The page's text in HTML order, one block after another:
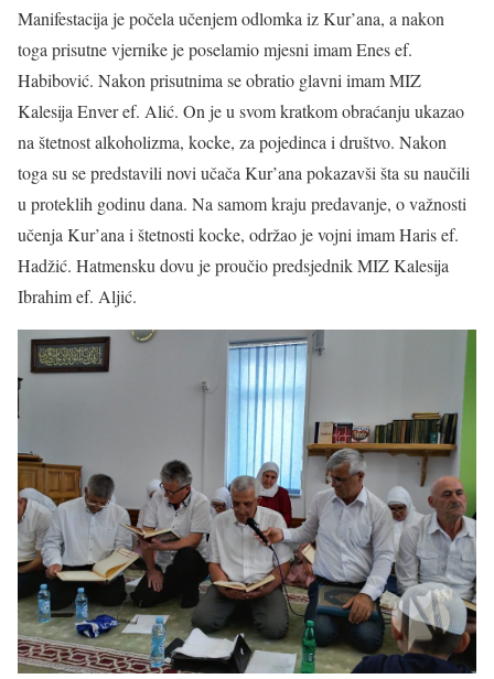
Manifestacija je počela učenjem odlomka iz Kur’ana, a nakon
toga prisutne vjernike je poselamio mjesni imam Enes ef.
Habibović. Nakon prisutnima se obratio glavni imam MIZ
Kalesija Enver ef. Alić. On je u svom kratkom obraćanju ukazao
na štetnost alkoholizma, kocke, za pojedinca i društvo. Nakon
toga su se predstavili novi učača Kur’ana pokazavši šta su naučili
u proteklih godinu dana. Na samom kraju predavanje, o važnosti
učenja Kur’ana i štetnosti kocke, održao je vojni imam Haris ef.
Hadžić. Hatmensku dovu je proučio predsjednik MIZ Kalesija
Ibrahim ef. Aljić.